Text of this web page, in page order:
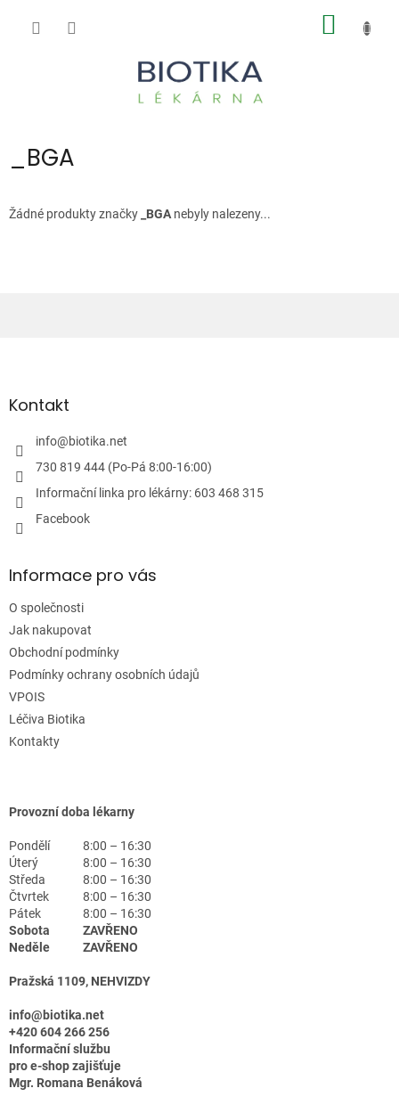
_BGA
Žádné produkty značky _BGAnebyly nalezeny...
aKontakt
info@biotika.net
730 819 444 (Po-Pá 8:00-16:00)
Informační linka pro lékárny: 603 468 315
Facebook
Informace pro vás
O společnosti
Jak nakupovat
Obchodní podmínky
Podmínky ochrany osobních údajů
VPOIS
Léčiva Biotika
Kontakty
Provozní doba lékarny
Pondělí
8:00 – 16:30
Úterý
8:00 – 16:30
Středa
8:00 – 16:30
Čtvrtek
8:00 – 16:30
Pátek
8:00 – 16:30
Sobota
ZAVŘENO
Neděle
ZAVŘENO
Pražská 1109, NEHVIZDY
info@biotika.net
+420 604 266 256
Informační službu
pro e-shop zajišťuje
Mgr. Romana Benáková